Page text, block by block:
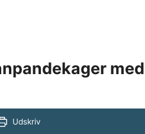
med
Udskriv